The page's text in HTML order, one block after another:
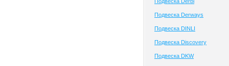
Подвеска Derways
Подвеска DINLI
Подвеска Discovery
Подвеска DKW